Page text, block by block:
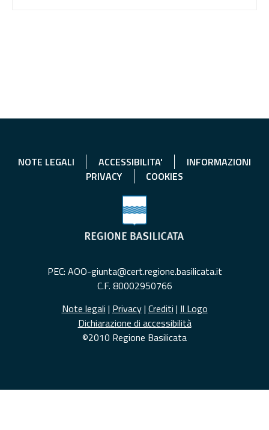
NOTE LEGALI ACCESSIBILITA'
INFORMAZIONI
PRIVACY
COOKIES
PEC: AOO-giunta@cert.regione.basilicata.it
C.F. 80002950766
Note legali | Privacy| Crediti | Il Logo
Dichiarazione di accessibilità
©2010 Regione Basilicata